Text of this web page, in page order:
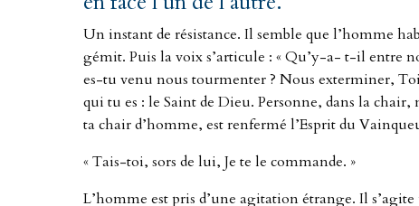
Un instant de résistance. Il semble que l’homme
gémit. Puis la voix s’articule : « Qu’y-a- t-il entre
es-tu venu nous tourmenter ? Nous exterminer,
qui tu es : le Saint de Dieu. Personne, dans la
ta chair d’homme, est renfermé l’Esprit du
« Tais-toi, sors de lui, Je te le commande. »
L’homme est pris d’une agitation étrange. Il